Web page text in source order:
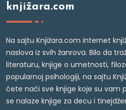
knjižara.com
Na sajtu Knjižara.com internet
naslova iz svih žanrova. Bilo da
literaturu, knjige o umetnosti,
popularnoj psihologiji, na sajtu
ćete naći sve knjige koje su vam
se nalaze knjige za decu i